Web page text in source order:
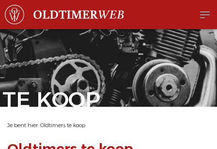
TE KOOP
Je bent hier: Oldtimers te koop